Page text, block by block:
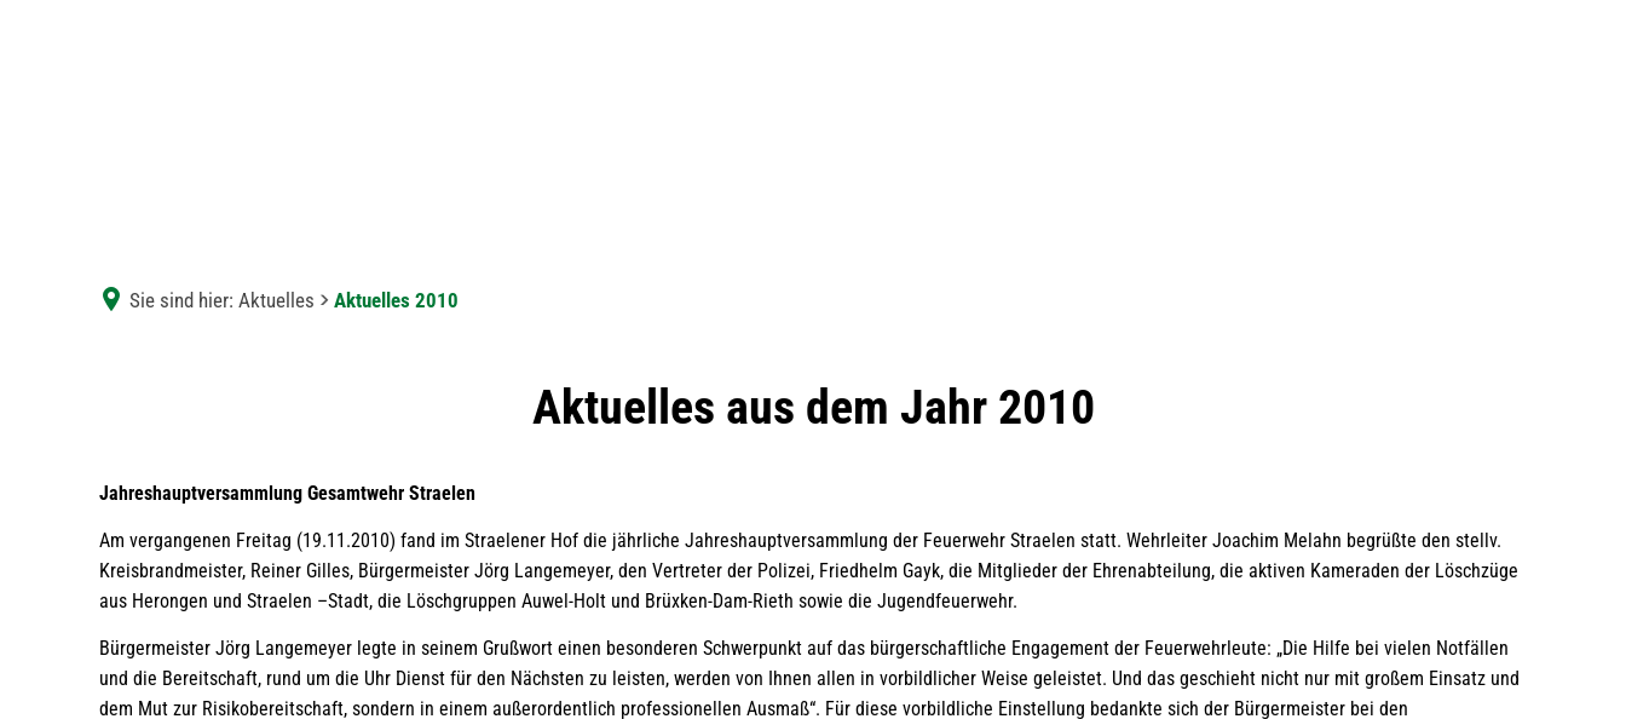
Sie sind hier: Aktuelles Aktuelles 2010
Aktuelles aus dem Jahr 2010
Jahreshauptversammlung Gesamtwehr Straelen
Am vergangenen Freitag (19.11.2010) fand im Straelener Hof die jährliche Jahreshauptversammlung der Feuerwehr Straelen statt. Wehrleiter Joachim Melahn begrüßte den stellv.
Kreisbrandmeister, Reiner Gilles, Bürgermeister Jörg Langemeyer, den Vertreter der Polizei, Friedhelm Gayk, die Mitglieder der Ehrenabteilung, die aktiven Kameraden der Löschzüge
aus Herongen und Straelen –Stadt, die Löschgruppen Auwel-Holt und Brüxken-Dam-Rieth sowie die Jugendfeuerwehr.
Bürgermeister Jörg Langemeyer legte in seinem Grußwort einen besonderen Schwerpunkt auf das bürgerschaftliche Engagement der Feuerwehrleute: „Die Hilfe bei vielen Notfällen
und die Bereitschaft, rund um die Uhr Dienst für den Nächsten zu leisten, werden von Ihnen allen in vorbildlicher Weise geleistet. Und das geschieht nicht nur mit großem Einsatz und
dem Mut zur Risikobereitschaft, sondern in einem außerordentlich professionellen Ausmaß“. Für diese vorbildliche Einstellung bedankte sich der Bürgermeister bei den